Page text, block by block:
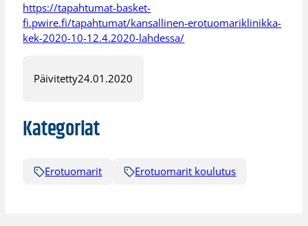
https://tapahtumat-basket-
fi.pwire.fi/tapahtumat/kansallinen-erotuomariklinikka-
kek-2020-10-12.4.2020-lahdessa/
Päivitetty24.01.2020
Kategoriat
Erotuomarit Erotuomarit koulutus